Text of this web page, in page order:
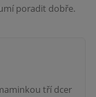
poradit dobře.
tří dcer